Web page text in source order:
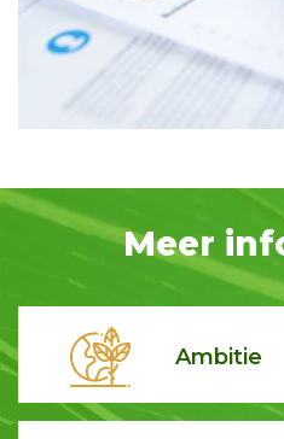
Meer
Ambitie